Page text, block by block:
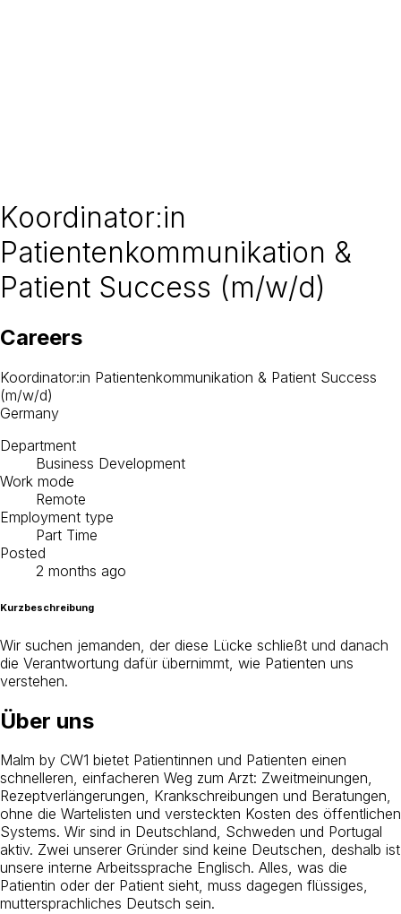
Koordinator:in
Patientenkommunikation &
Patient Success (m/w/d)
Careers
Koordinator:in Patientenkommunikation & Patient Success
(m/w/d)
Germany
Department
Business Development
Work mode
Remote
Employment type
Part Time
Posted
2 months ago
Kurzbeschreibung
Wir suchen jemanden, der diese Lücke schließt und danach
die Verantwortung dafür übernimmt, wie Patienten uns
verstehen.
Über uns
Malm by CW1 bietet Patientinnen und Patienten einen
schnelleren, einfacheren Weg zum Arzt: Zweitmeinungen,
Rezeptverlängerungen, Krankschreibungen und Beratungen,
ohne die Wartelisten und versteckten Kosten des öffentlichen
Systems. Wir sind in Deutschland, Schweden und Portugal
aktiv. Zwei unserer Gründer sind keine Deutschen, deshalb ist
unsere interne Arbeitssprache Englisch. Alles, was die
Patientin oder der Patient sieht, muss dagegen flüssiges,
muttersprachliches Deutsch sein.